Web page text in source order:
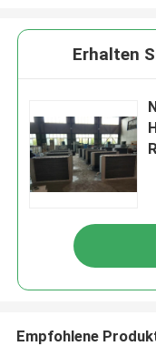
Erhalten
Empfohlene